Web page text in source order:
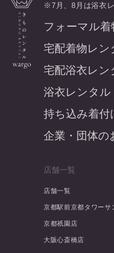
※7月、8月は浴衣
フォーマル
宅配着物レン
宅配浴衣レン
浴衣レンタル
持ち込み着付
企業・団体の
店舗一覧
店舗一覧
京都駅前京都タワーサ
京都祇園店
大阪心斎橋店